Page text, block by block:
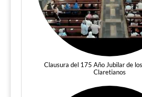
Clausura del 175 Año Jubilar de
Claretianos